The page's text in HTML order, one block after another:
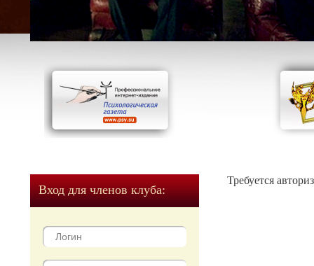
Вход для членов клуба:
Требуется